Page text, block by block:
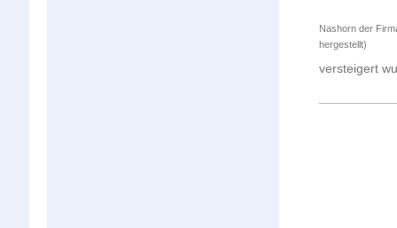
Nashorn der
hergestellt)
versteigert